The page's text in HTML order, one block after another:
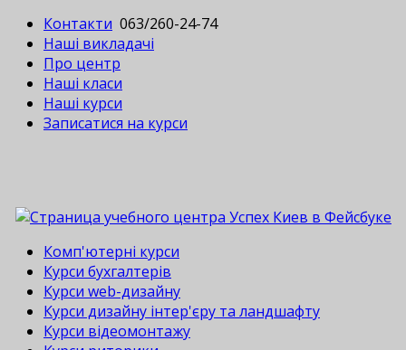
Контакти 063/260-24-74
Наші викладачі
Про центр
Наші класи
Наші курси
Записатися на курси
Комп'ютерні курси
Курси бухгалтерів
Курси web-дизайну
Курси дизайну інтер'єру та ландшафту
Курси відеомонтажу